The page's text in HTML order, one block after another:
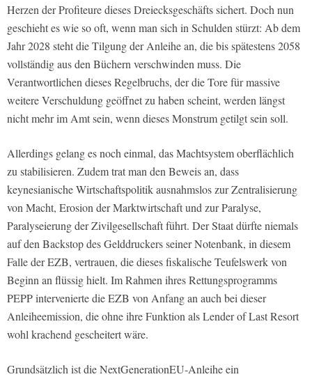
Herzen der Profiteure dieses Dreiecksgeschäfts sichert. Doch nun
geschieht es wie so oft, wenn man sich in Schulden stürzt: Ab dem
Jahr 2028 steht die Tilgung der Anleihe an, die bis spätestens 2058
vollständig aus den Büchern verschwinden muss. Die
Verantwortlichen dieses Regelbruchs, der die Tore für massive
weitere Verschuldung geöffnet zu haben scheint, werden längst
nicht mehr im Amt sein, wenn dieses Monstrum getilgt sein soll.
Allerdings gelang es noch einmal, das Machtsystem oberflächlich
zu stabilisieren. Zudem trat man den Beweis an, dass
keynesianische Wirtschaftspolitik ausnahmslos zur Zentralisierung
von Macht, Erosion der Marktwirtschaft und zur Paralyse,
Paralyseierung der Zivilgesellschaft führt. Der Staat dürfte niemals
auf den Backstop des Gelddruckers seiner Notenbank, in diesem
Falle der EZB, vertrauen, die dieses fiskalische Teufelswerk von
Beginn an flüssig hielt. Im Rahmen ihres Rettungsprogramms
PEPP intervenierte die EZB von Anfang an auch bei dieser
Anleiheemission, die ohne ihre Funktion als Lender of Last Resort
wohl krachend gescheitert wäre.
Grundsätzlich ist die NextGenerationEU-Anleihe ein